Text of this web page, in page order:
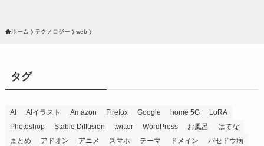
ホーム テクノロジー web
タグ
AI AIイラスト Amazon Firefox Google home 5G
LoRA
Photoshop
Stable Diffusion twitter WordPress お風呂
はてな
まとめ
アドオン アニメ スマホ テーマ ドメイン
バセドウ病